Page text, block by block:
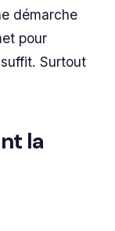
démarche
pour
Surtout
la